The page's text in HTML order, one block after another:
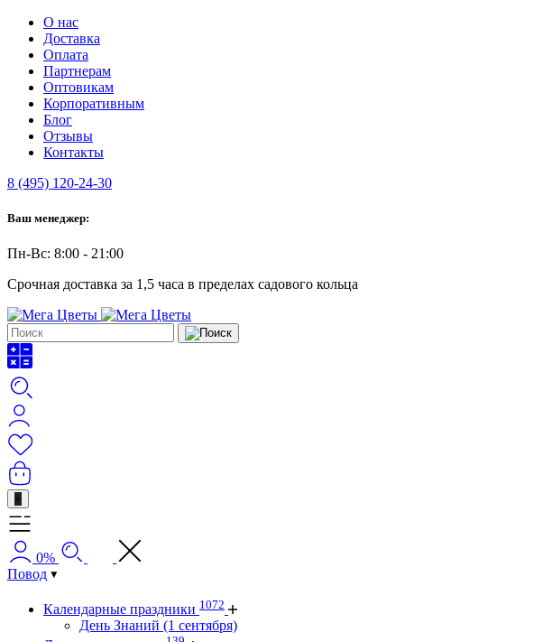
О нас
Доставка
Оплата
Партнерам
Оптовикам
Корпоративным
Блог
Отзывы
Контакты
8 (495) 120-24-30
Ваш менеджер:
Пн-Вс: 8:00 - 21:00
Срочная доставка за 1,5 часа в пределах садового кольца
+
0%
Повод
Календарные праздники 1072
День Знаний (1 сентября)